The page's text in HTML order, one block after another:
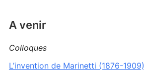
A venir
Colloques
L’invention de Marinetti (1876-1909)